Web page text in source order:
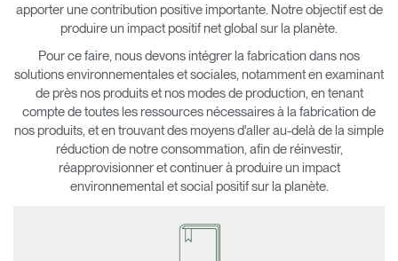
apporter une contribution positive importante. Notre objectif est de
produire un impact positif net global sur la planète.
Pour ce faire, nous devons intégrer la fabrication dans nos
solutions environnementales et sociales, notamment en examinant
de près nos produits et nos modes de production, en tenant
compte de toutes les ressources nécessaires à la fabrication de
nos produits, et en trouvant des moyens d'aller au-delà de la simple
réduction de notre consommation, afin de réinvestir,
réapprovisionner et continuer à produire un impact
environnemental et social positif sur la planète.